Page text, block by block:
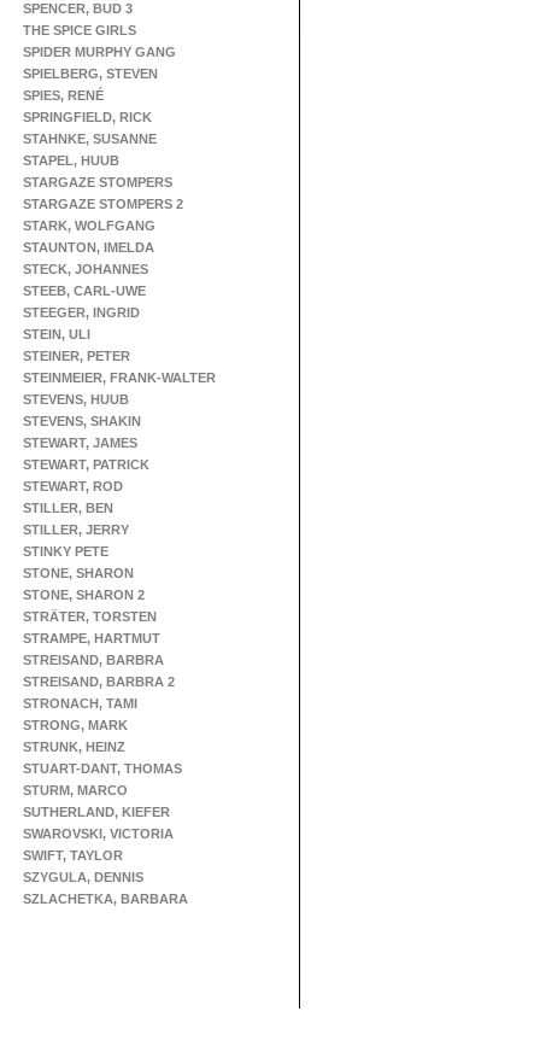
SPENCER, BUD 3
THE SPICE GIRLS
SPIDER MURPHY GANG
SPIELBERG, STEVEN
SPIES, RENÉ
SPRINGFIELD, RICK
STAHNKE, SUSANNE
STAPEL, HUUB
STARGAZE STOMPERS
STARGAZE STOMPERS 2
STARK, WOLFGANG
STAUNTON, IMELDA
STECK, JOHANNES
STEEB, CARL-UWE
STEEGER, INGRID
STEIN, ULI
STEINER, PETER
STEINMEIER, FRANK-WALTER
STEVENS, HUUB
STEVENS, SHAKIN
STEWART, JAMES
STEWART, PATRICK
STEWART, ROD
STILLER, BEN
STILLER, JERRY
STINKY PETE
STONE, SHARON
STONE, SHARON 2
STRÄTER, TORSTEN
STRAMPE, HARTMUT
STREISAND, BARBRA
STREISAND, BARBRA 2
STRONACH, TAMI
STRONG, MARK
STRUNK, HEINZ
STUART-DANT, THOMAS
STURM, MARCO
SUTHERLAND, KIEFER
SWAROVSKI, VICTORIA
SWIFT, TAYLOR
SZYGULA, DENNIS
SZLACHETKA, BARBARA